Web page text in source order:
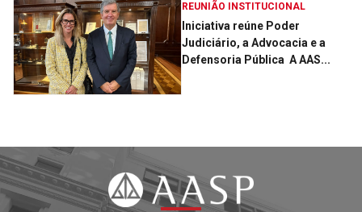
REUNIÃO INSTITUCIONAL
Iniciativa reúne Poder
Judiciário, a Advocacia e a
Defensoria Pública ­ A AAS...